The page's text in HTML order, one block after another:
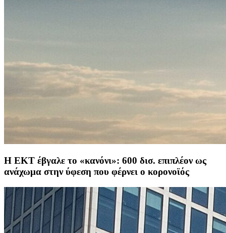
H ΕΚΤ έβγαλε το «κανόνι»: 600 δισ. επιπλέον ως
ανάχωμα στην ύφεση που φέρνει ο κορονοϊός